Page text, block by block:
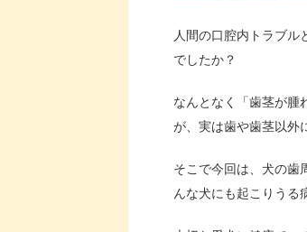
人間の口腔内トラブル
でしたか？
なんとなく「歯茎が腫
が、実は歯や歯茎以外
そこで今回は、犬の歯
んな犬にも起こりうる